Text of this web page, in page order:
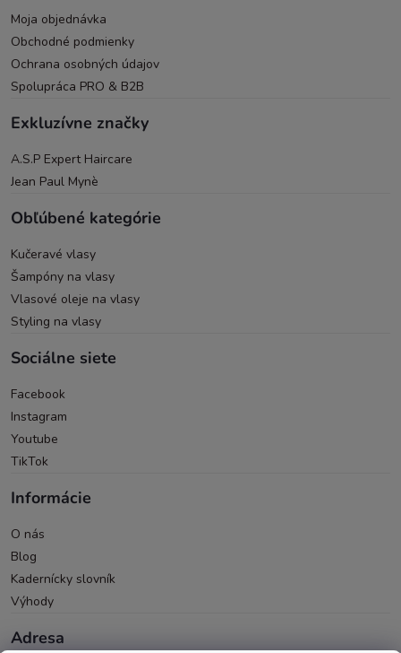
Moja objednávka
Obchodné podmienky
Ochrana osobných údajov
Spolupráca PRO & B2B
Exkluzívne značky
A.S.P Expert Haircare
Jean Paul Mynè
Obľúbené kategórie
Kučeravé vlasy
Šampóny na vlasy
Vlasové oleje na vlasy
Styling na vlasy
Sociálne siete
Facebook
Instagram
Youtube
TikTok
Informácie
O nás
Blog
Kadernícky slovník
Výhody
Adresa